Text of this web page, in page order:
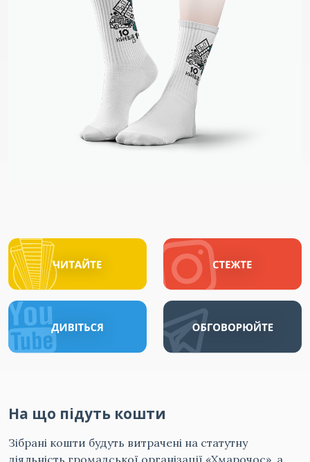
На що підуть кошти
Зібрані кошти будуть витрачені на статутну
діяльність громадської організації «Хмарочос», а